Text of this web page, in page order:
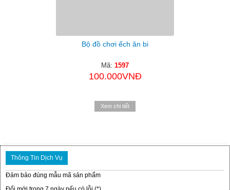
Bộ đồ chơi ếch ăn bi
Mã: 1597
100.000VNĐ
Xem chi tiết
Thông Tin Dịch Vụ
Đảm bảo đúng mẫu mã sản phẩm